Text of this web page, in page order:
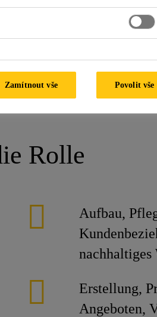
(m/w/d) - Modell- und
Rolle
Aufbau,
nachhaltiges
Erstellung,
Angeboten,
Zamítnout vše Povolit vše